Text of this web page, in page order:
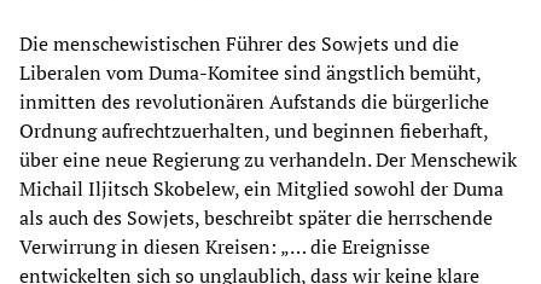
Die menschewistischen Führer des Sowjets und die
Liberalen vom Duma-Komitee sind ängstlich bemüht,
inmitten des revolutionären Aufstands die bürgerliche
Ordnung aufrechtzuerhalten, und beginnen fieberhaft,
über eine neue Regierung zu verhandeln. Der Menschewik
Michail Iljitsch Skobelew, ein Mitglied sowohl der Duma
als auch des Sowjets, beschreibt später die herrschende
Verwirrung in diesen Kreisen: „… die Ereignisse
entwickelten sich so unglaublich, dass wir keine klare